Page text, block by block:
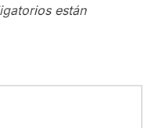
están